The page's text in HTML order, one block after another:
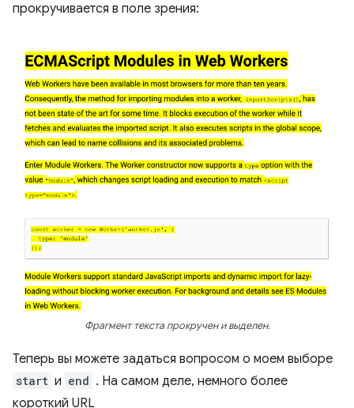
прокручивается в поле зрения:
Фрагмент текста прокручен и выделен.
Теперь вы можете задаться вопросом о моем выборе
start и end . На самом деле, немного более
короткий URL